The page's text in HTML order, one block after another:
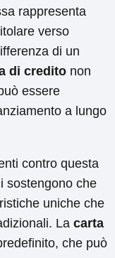
rappresenta
verso
di un
di credito non
essere
a lungo
contro questa
sostengono che
uniche che
La carta
che può